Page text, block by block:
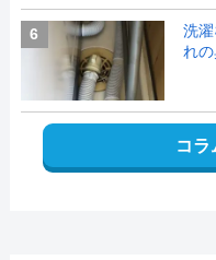
6
洗
れ
コラ